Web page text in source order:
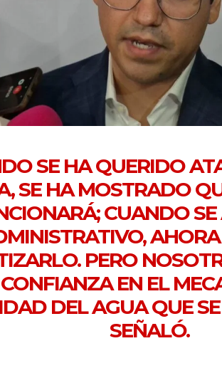
SE HA QUERIDO
SE HA MOSTRADO
CUANDO
PERO
EN EL
DEL AGUA QUE SE
SEÑALÓ.